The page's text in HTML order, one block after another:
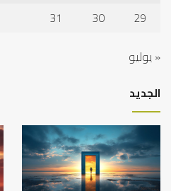
29
30
31
« يوليو
الجديد